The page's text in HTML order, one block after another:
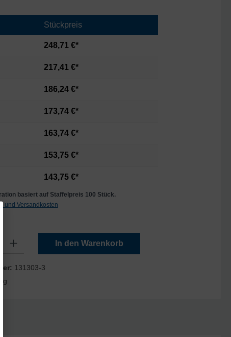
Stückpreis
248,71 €*
217,41 €*
186,24 €*
173,74 €*
163,74 €*
153,75 €*
143,75 €*
basiert auf Staffelpreis 100 Stück.
und Versandkosten
In den Warenkorb
131303-3